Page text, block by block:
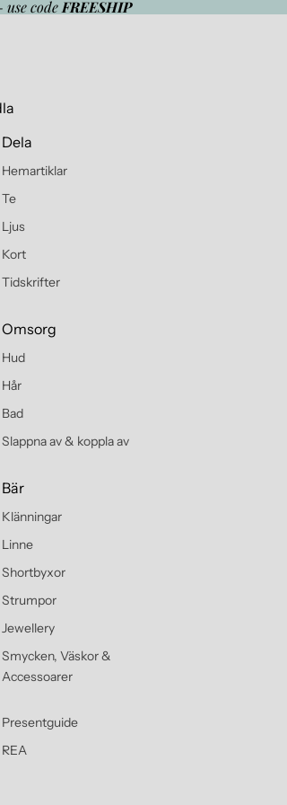
code FREESHIP
Dela
Hemartiklar
Te
Ljus
Kort
Tidskrifter
Omsorg
Hud
Hår
Bad
Slappna av & koppla av
Bär
Klänningar
Linne
Shortbyxor
Strumpor
Jewellery
Smycken, Väskor &
Accessoarer
Presentguide
REA